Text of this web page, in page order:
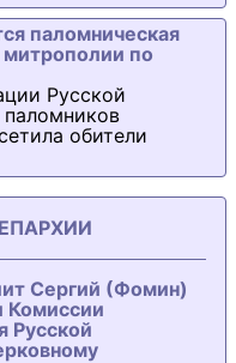
паломническая
по
Русской
обители
Сергий (Фомин)
Комиссии
Русской